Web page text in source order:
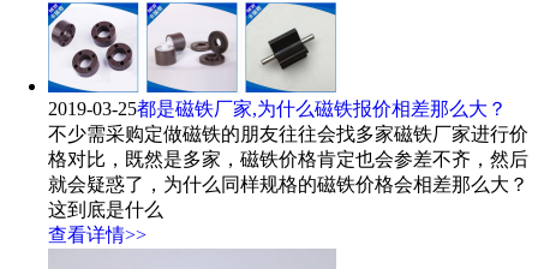
2019-03-25都是磁铁厂家,为什么磁铁报价相差那么大？
不少需采购定做磁铁的朋友往往会找多家磁铁厂家进行价
格对比，既然是多家，磁铁价格肯定也会参差不齐，然后
就会疑惑了，为什么同样规格的磁铁价格会相差那么大？
这到底是什么
查看详情>>